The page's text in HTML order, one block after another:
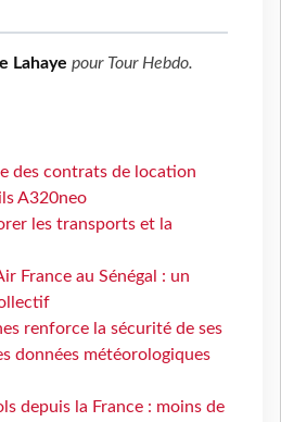
Lahaye pour Tour Hebdo.
des contrats de location
A320neo
les transports et la
France au Sénégal : un
renforce la sécurité de ses
données météorologiques
depuis la France : moins de